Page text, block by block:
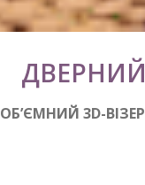
ОБ’ЄМНИЙ 3D-